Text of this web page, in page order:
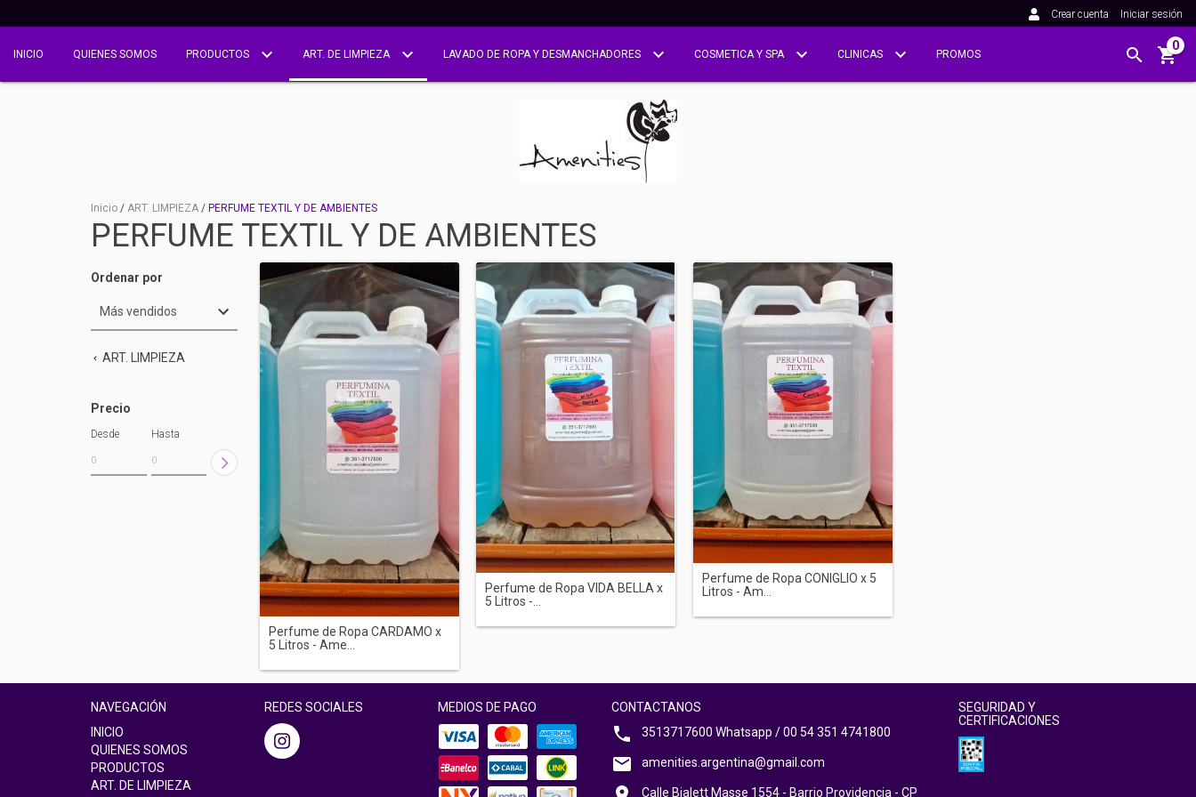
Crear cuenta Iniciar sesión
INICIO QUIENES SOMOS PRODUCTOS ART. DE LIMPIEZA LAVADO DE ROPA Y DESMANCHADORES COSMETICA Y SPA CLINICAS PROMOS
0
Inicio / ART. LIMPIEZA / PERFUME TEXTIL Y DE AMBIENTES
PERFUME TEXTIL Y DE AMBIENTES
Ordenar por
ART. LIMPIEZA
Precio
Desde Hasta
Perfume de Ropa CARDAMO x
5 Litros - Ame...
Perfume de Ropa VIDA BELLA x
5 Litros -...
Perfume de Ropa CONIGLIO x 5
Litros - Am...
NAVEGACIÓN
INICIO
QUIENES SOMOS
PRODUCTOS
ART. DE LIMPIEZA
REDES SOCIALES MEDIOS DE PAGO
CONTACTANOS
3513717600 Whatsapp / 00 54 351 4741800
amenities.argentina@gmail.com
Calle Bialett Masse 1554 - Barrio Providencia - CP
SEGURIDAD Y
CERTIFICACIONES